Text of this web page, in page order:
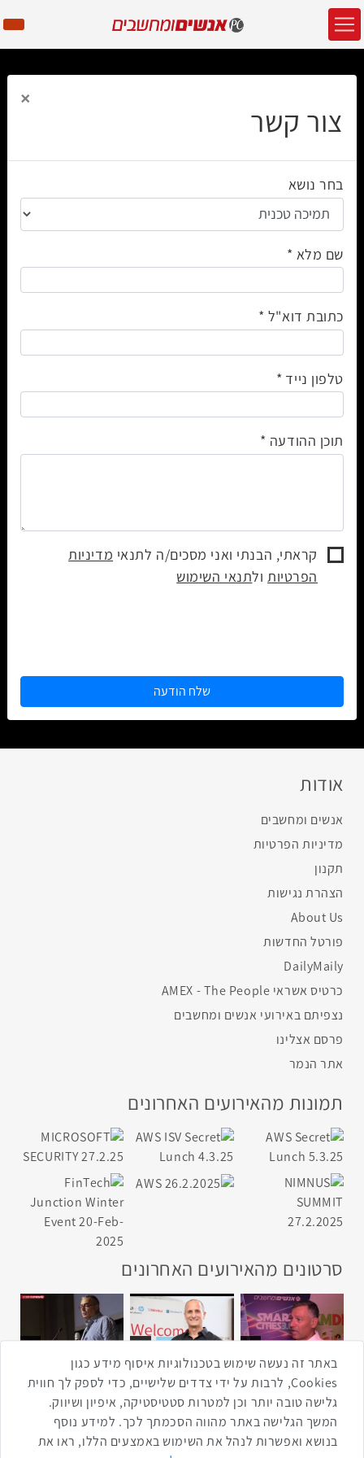
צור קשר
×
בחר נושא
שם מלא
כתובת דוא"ל
טלפון נייד
תוכן ההודעה
קראתי, הבנתי ואני מסכים/ה לתנאי מדיניות
הפרטיותולתנאי השימוש
אודות
אנשים ומחשבים
מדיניות הפרטיות
תקנון
הצהרת נגישות
About Us
פורטל החדשות
DailyMaily
כרטיס אשראי AMEX - The People
נצפיתם באירועי אנשים ומחשבים
פרסם אצלינו
אתר הנמר
תמונות מהאירועים האחרונים
סרטונים מהאירועים האחרונים
4:00
2:33
1:43
3:52
1:14
באתר זה נעשה שימוש בטכנולוגיות איסוף מידע כגון
Cookies, לרבות על ידי צדדים שלישיים, כדי לספק לך חווית
גלישה טובה יותר וכן למטרות סטטיסטיקה, איפיון ושיווק.
המשך הגלישה באתר מהווה הסכמתך לכך. למידע נוסף
בנושא ואפשרות לנהל את השימוש באמצעים הללו, ראו את